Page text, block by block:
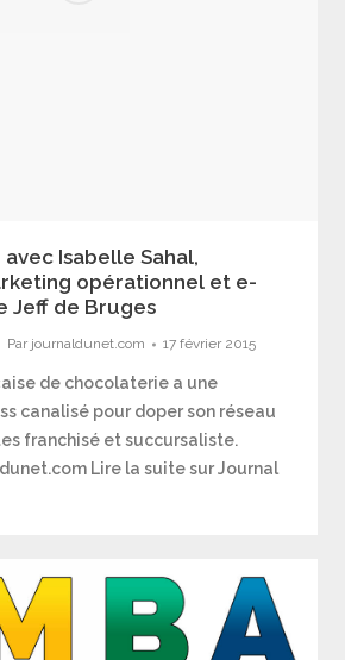
Isabelle Sahal,
opérationnel et e-
Jeff de Bruges
Par journaldunet.com 17 février 2015
de chocolaterie a une
canalisé pour doper son réseau
franchisé et succursaliste.
Lire la suite sur Journal